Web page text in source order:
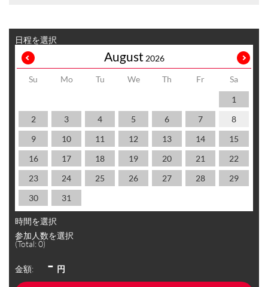
日程を選択
August 2026
Su Mo Tu We Th Fr
Sa
1
2
3 4 5 6 7
8
9
10 11 12 13 14
15
16
17 18 19 20 21
22
23
24 25 26 27 28
29
30
31
時間を選択
参加人数を選択
(Total:0)
金額: - 円